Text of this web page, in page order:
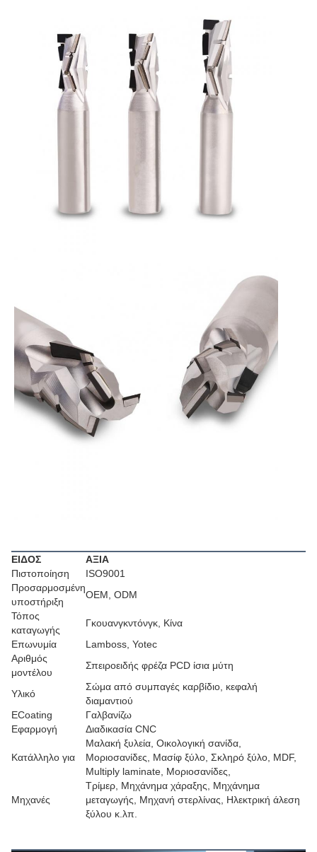
ΕΙΔΟΣ
ΑΞΙΑ
Πιστοποίηση
ISO9001
Προσαρμοσμένη
υποστήριξη
OEM, ODM
Τόπος
καταγωγής
Γκουανγκντόνγκ, Κίνα
Επωνυμία
Lamboss, Yotec
Αριθμός
μοντέλου
Σπειροειδής φρέζα PCD ίσια μύτη
Υλικό
Σώμα από συμπαγές καρβίδιο, κεφαλή
διαμαντιού
ECoating
Γαλβανίζω
Εφαρμογή
Διαδικασία CNC
Κατάλληλο για
Μαλακή ξυλεία, Οικολογική σανίδα,
Μοριοσανίδες, Μασίφ ξύλο, Σκληρό ξύλο, MDF,
Multiply laminate, Μοριοσανίδες,
Μηχανές
Τρίμερ, Μηχάνημα χάραξης, Μηχάνημα
μεταγωγής, Μηχανή στερλίνας, Ηλεκτρική άλεση
ξύλου κ.λπ.